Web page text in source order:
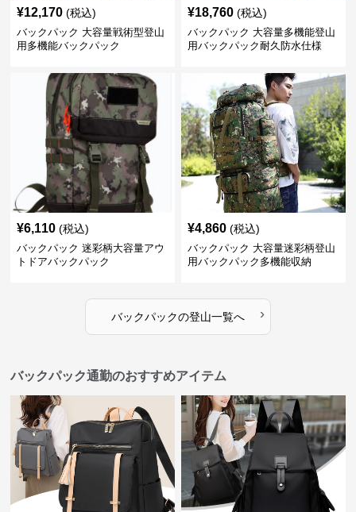
¥12,170 (税込)
バックパック 大容量戦術型登山
用多機能バックパック
¥18,760 (税込)
バックパック 大容量多機能登山
用バックパック耐久防水仕様
¥6,110 (税込)
バックパック 迷彩柄大容量アウ
トドアバックパック
¥4,860 (税込)
バックパック 大容量迷彩柄登山
用バックパック多機能収納
バックパックの登山一覧へ ›
バックパック通勤のおすすめアイテム